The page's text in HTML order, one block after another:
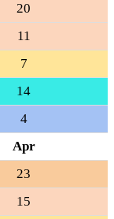
20
11
7
14
4
Apr
23
15